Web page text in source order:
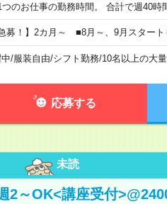
のお仕事の勤務時間。 合計で週40時
募！】2カ月～ ■8月～、9月スタート
/服装自由/シフト勤務/10名以上の大
応募する
未読
2～OK<講座受付